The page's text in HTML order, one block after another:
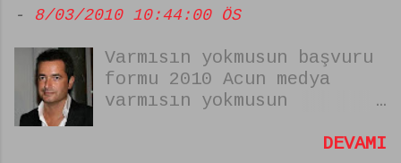
eylül 2013);ile
laptopunuzdan notebook
ununzdan her türlü
bookunuzdan :) telefonu
- 8/03/2010 10:44:00 ÖS
Varmısın yokmusun başvuru
formu 2010 Acun medya
varmısın yokmusun
beşlarken başvurulardaDEVAMI